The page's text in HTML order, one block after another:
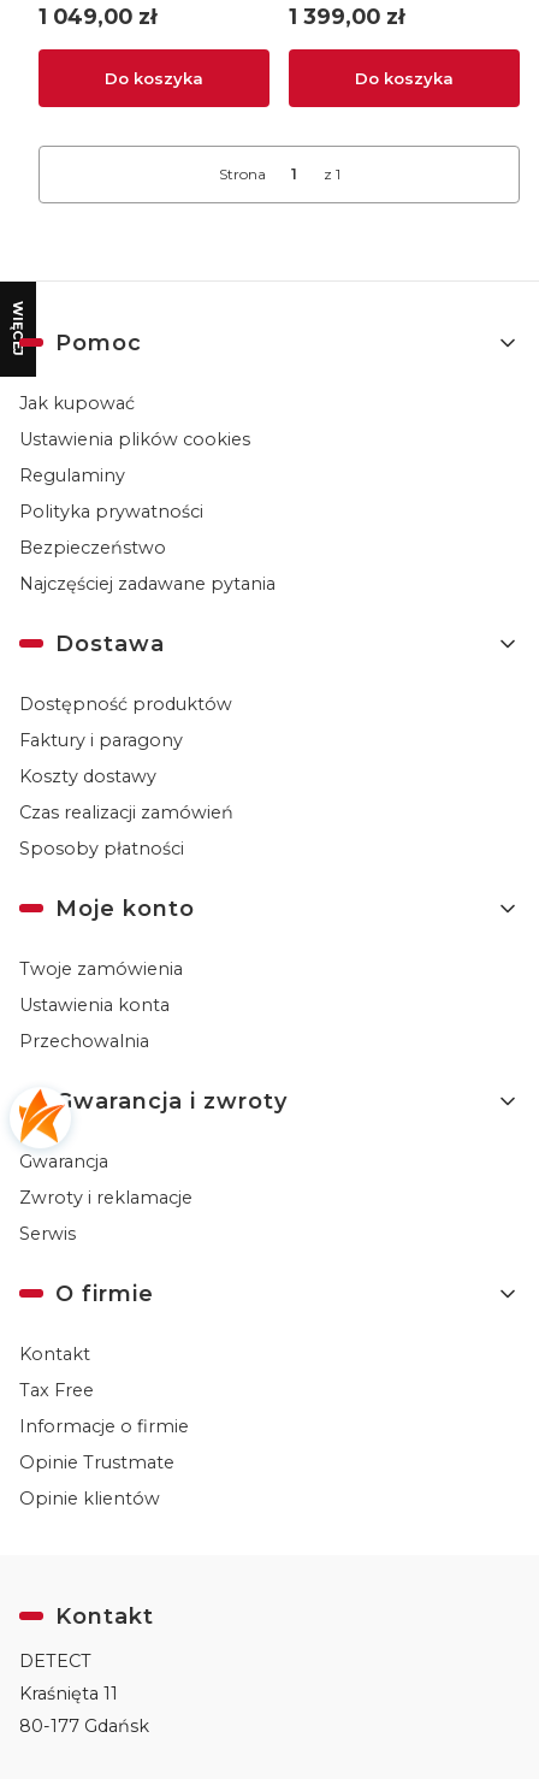
WIĘCEJ
Cena
1 049,00 zł
Do koszyka
Cena
1 399,00 zł
Do koszyka
Strona z 1
Linki w stopce
Pomoc
Jak kupować
Ustawienia plików cookies
Regulaminy
Polityka prywatności
Bezpieczeństwo
Najczęściej zadawane pytania
Dostawa
Dostępność produktów
Faktury i paragony
Koszty dostawy
Czas realizacji zamówień
Sposoby płatności
Moje konto
Twoje zamówienia
Ustawienia konta
Przechowalnia
Gwarancja i zwroty
Gwarancja
Zwroty i reklamacje
Serwis
O firmie
Kontakt
Tax Free
Informacje o firmie
Opinie Trustmate
Opinie klientów
Kontakt
DETECT
Kraśnięta 11
80-177 Gdańsk